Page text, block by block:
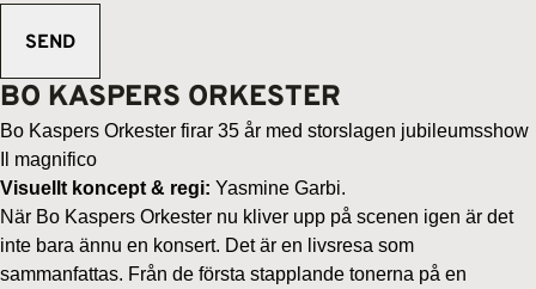
BO KASPERS ORKESTER
Bo Kaspers Orkester firar 35 år med storslagen jubileumsshow
Il magnifico
Visuellt koncept & regi: Yasmine Garbi.
När Bo Kaspers Orkester nu kliver upp på scenen igen är det
inte bara ännu en konsert. Det är en livsresa som
sammanfattas. Från de första stapplande tonerna på en